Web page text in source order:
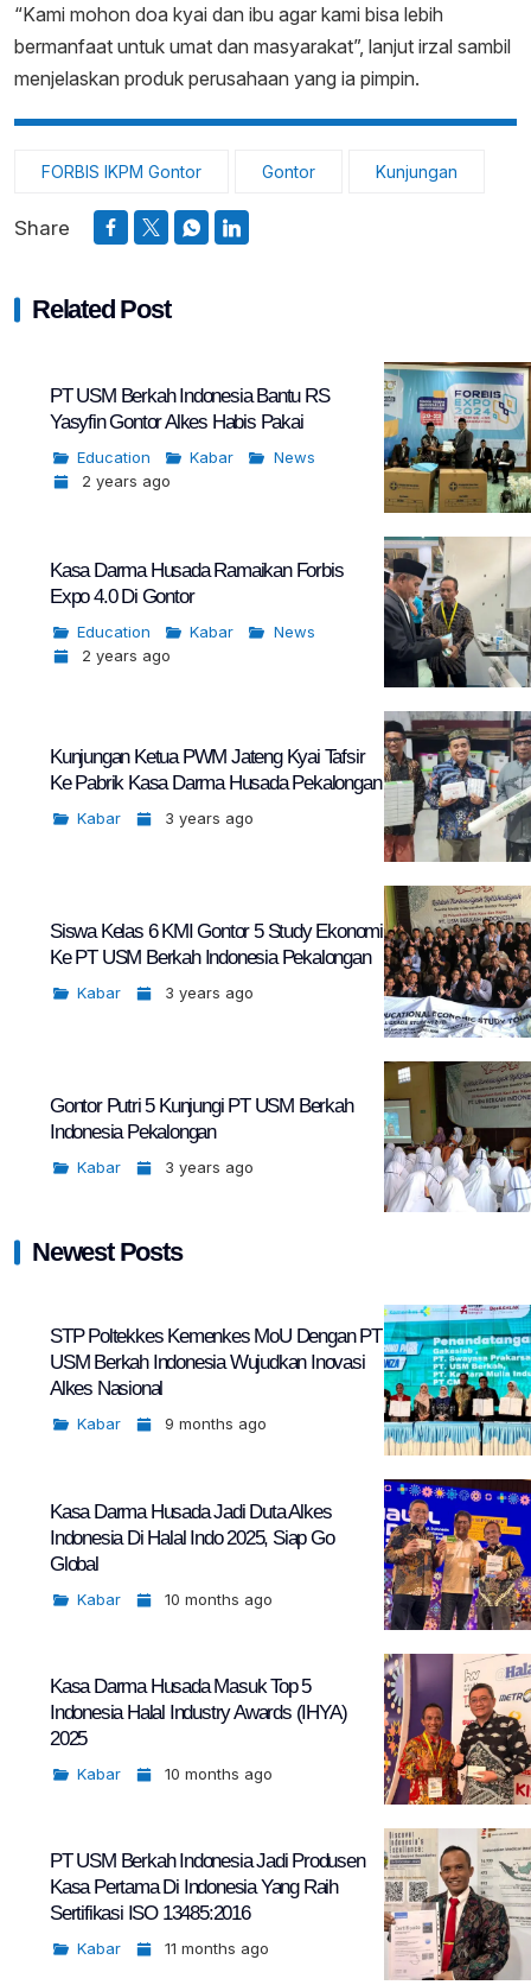
“Kami mohon doa kyai dan ibu agar kami bisa lebih
bermanfaat untuk umat dan masyarakat”, lanjut irzal sambil
menjelaskan produk perusahaan yang ia pimpin.
FORBIS IKPM Gontor Gontor Kunjungan
Share
Related Post
PT USM Berkah Indonesia Bantu RS
Yasyfin Gontor Alkes Habis Pakai
Education Kabar
News
2 years ago
Kasa Darma Husada Ramaikan Forbis
Expo 4.0 Di Gontor
Education Kabar
News
2 years ago
Kunjungan Ketua PWM Jateng Kyai Tafsir
Ke Pabrik Kasa Darma Husada Pekalongan
Kabar 3 years ago
Siswa Kelas 6 KMI Gontor 5 Study Ekonomi
Ke PT USM Berkah Indonesia Pekalongan
Kabar 3 years ago
Gontor Putri 5 Kunjungi PT USM Berkah
Indonesia Pekalongan
Kabar 3 years ago
Newest Posts
STP Poltekkes Kemenkes MoU Dengan PT
USM Berkah Indonesia Wujudkan Inovasi
Alkes Nasional
Kabar 9 months ago
Kasa Darma Husada Jadi Duta Alkes
Indonesia Di Halal Indo 2025, Siap Go
Global
Kabar 10 months ago
Kasa Darma Husada Masuk Top 5
Indonesia Halal Industry Awards (IHYA)
2025
Kabar 10 months ago
PT USM Berkah Indonesia Jadi Produsen
Kasa Pertama Di Indonesia Yang Raih
Sertifikasi ISO 13485:2016
Kabar 11 months ago